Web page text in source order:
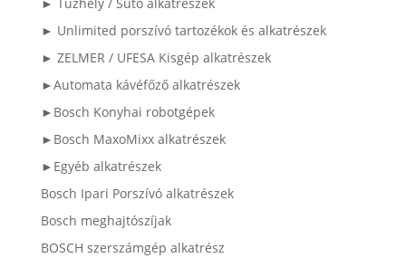
► Unlimited porszívó tartozékok és alkatrészek
► ZELMER / UFESA Kisgép alkatrészek
►Automata kávéfőző alkatrészek
►Bosch Konyhai robotgépek
►Bosch MaxoMixx alkatrészek
►Egyéb alkatrészek
Bosch Ipari Porszívó alkatrészek
Bosch meghajtószíjak
BOSCH szerszámgép alkatrész